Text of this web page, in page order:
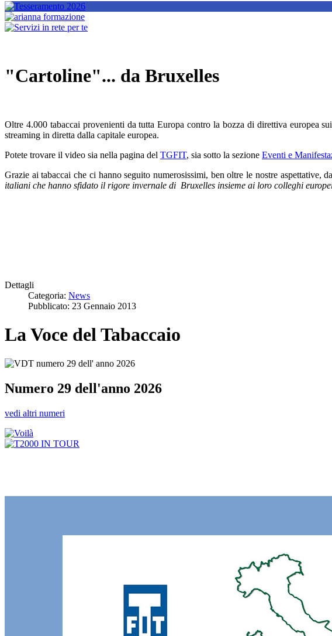
"Cartoline"... da Bruxelles
Oltre 4.000 tabaccai provenienti da tutta Europa contro la bozza di direttiva europea
streaming in diretta dalla capitale europea.
Potete trovare il video sia nella pagina del TGFIT, sia sotto la sezione Eventi e
Grazie ai tabaccai che ci hanno seguito numerosissimi, ben oltre le nostre aspettative,
italiani che hanno sfidato il rigore invernale di Bruxelles insieme ai loro colleghi
Dettagli
Categoria: News
Pubblicato: 23 Gennaio 2013
La Voce del Tabaccaio
Numero 29 dell'anno 2026
vedi altri numeri